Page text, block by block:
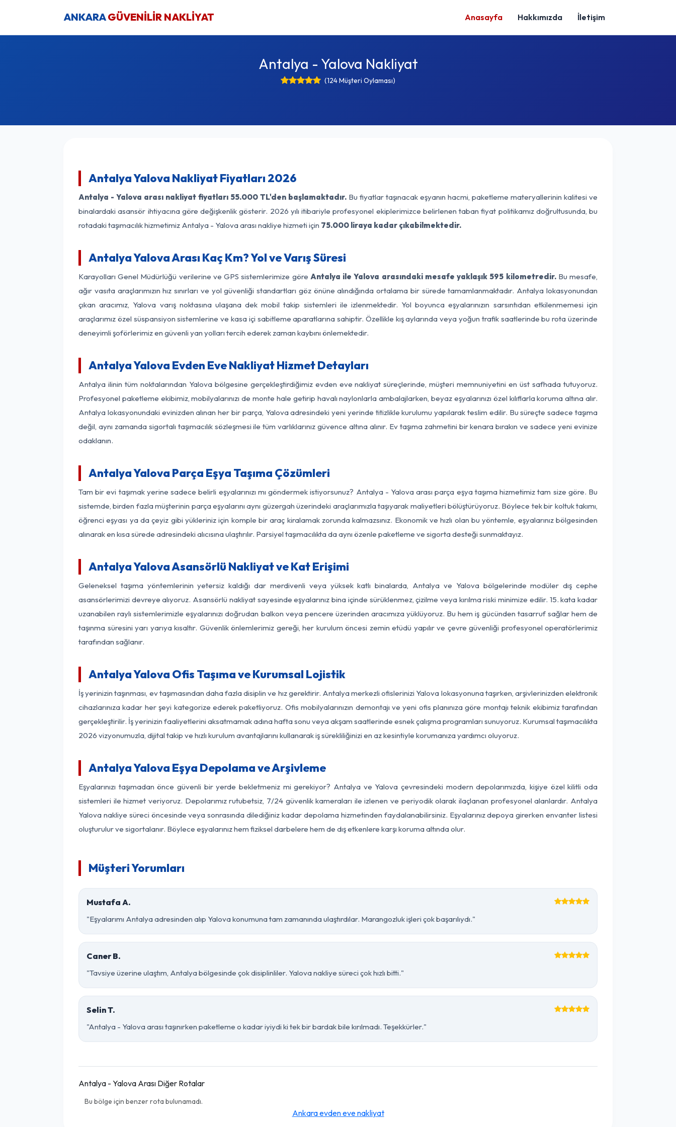
ANKARAGÜVENİLİR NAKLİYAT Anasayfa Hakkımızda İletişim
Antalya - Yalova Nakliyat
(124 Müşteri Oylaması)
Antalya Yalova Nakliyat Fiyatları 2026
Antalya - Yalova arası nakliyat fiyatları 55.000 TL'den başlamaktadır. Bu fiyatlar taşınacak eşyanın hacmi, paketleme materyallerinin kalitesi ve
binalardaki asansör ihtiyacına göre değişkenlik gösterir. 2026 yılı itibariyle profesyonel ekiplerimizce belirlenen taban fiyat politikamız doğrultusunda, bu
rotadaki taşımacılık hizmetimiz Antalya - Yalova arası nakliye hizmeti için 75.000 liraya kadar çıkabilmektedir.
Antalya Yalova Arası Kaç Km? Yol ve Varış Süresi
Karayolları Genel Müdürlüğü verilerine ve GPS sistemlerimize göre Antalya ile Yalova arasındaki mesafe yaklaşık 595 kilometredir.Bu mesafe,
ağır vasıta araçlarımızın hız sınırları ve yol güvenliği standartları göz önüne alındığında ortalama bir sürede tamamlanmaktadır. Antalya lokasyonundan
çıkan aracımız, Yalova varış noktasına ulaşana dek mobil takip sistemleri ile izlenmektedir. Yol boyunca eşyalarınızın sarsıntıdan etkilenmemesi için
araçlarımız özel süspansiyon sistemlerine ve kasa içi sabitleme aparatlarına sahiptir. Özellikle kış aylarında veya yoğun trafik saatlerinde bu rota üzerinde
deneyimli şoförlerimiz en güvenli yan yolları tercih ederek zaman kaybını önlemektedir.
Antalya Yalova Evden Eve Nakliyat Hizmet Detayları
Antalya ilinin tüm noktalarından Yalova bölgesine gerçekleştirdiğimiz evden eve nakliyat süreçlerinde, müşteri memnuniyetini en üst safhada tutuyoruz.
Profesyonel paketleme ekibimiz, mobilyalarınızı de monte hale getirip havalı naylonlarla ambalajlarken, beyaz eşyalarınızı özel kılıflarla koruma altına alır.
Antalya lokasyonundaki evinizden alınan her bir parça, Yalova adresindeki yeni yerinde titizlikle kurulumu yapılarak teslim edilir. Bu süreçte sadece taşıma
değil, aynı zamanda sigortalı taşımacılık sözleşmesi ile tüm varlıklarınız güvence altına alınır. Ev taşıma zahmetini bir kenara bırakın ve sadece yeni evinize
odaklanın.
Antalya Yalova Parça Eşya Taşıma Çözümleri
Tam bir evi taşımak yerine sadece belirli eşyalarınızı mı göndermek istiyorsunuz? Antalya - Yalova arası parça eşya taşıma hizmetimiz tam size göre. Bu
sistemde, birden fazla müşterinin parça eşyalarını aynı güzergah üzerindeki araçlarımızla taşıyarak maliyetleri bölüştürüyoruz. Böylece tek bir koltuk takımı,
öğrenci eşyası ya da çeyiz gibi yükleriniz için komple bir araç kiralamak zorunda kalmazsınız. Ekonomik ve hızlı olan bu yöntemle, eşyalarınız bölgesinden
alınarak en kısa sürede adresindeki alıcısına ulaştırılır. Parsiyel taşımacılıkta da aynı özenle paketleme ve sigorta desteği sunmaktayız.
Antalya Yalova Asansörlü Nakliyat ve Kat Erişimi
Geleneksel taşıma yöntemlerinin yetersiz kaldığı dar merdivenli veya yüksek katlı binalarda, Antalya ve Yalova bölgelerinde modüler dış cephe
asansörlerimizi devreye alıyoruz. Asansörlü nakliyat sayesinde eşyalarınız bina içinde sürüklenmez, çizilme veya kırılma riski minimize edilir. 15. kata kadar
uzanabilen raylı sistemlerimizle eşyalarınızı doğrudan balkon veya pencere üzerinden aracımıza yüklüyoruz. Bu hem iş gücünden tasarruf sağlar hem de
taşınma süresini yarı yarıya kısaltır. Güvenlik önlemlerimiz gereği, her kurulum öncesi zemin etüdü yapılır ve çevre güvenliği profesyonel operatörlerimiz
tarafından sağlanır.
Antalya Yalova Ofis Taşıma ve Kurumsal Lojistik
İş yerinizin taşınması, ev taşımasından daha fazla disiplin ve hız gerektirir. Antalya merkezli ofislerinizi Yalova lokasyonuna taşırken, arşivlerinizden elektronik
cihazlarınıza kadar her şeyi kategorize ederek paketliyoruz. Ofis mobilyalarınızın demontajı ve yeni ofis planınıza göre montajı teknik ekibimiz tarafından
gerçekleştirilir. İş yerinizin faaliyetlerini aksatmamak adına hafta sonu veya akşam saatlerinde esnek çalışma programları sunuyoruz. Kurumsal taşımacılıkta
2026 vizyonumuzla, dijital takip ve hızlı kurulum avantajlarını kullanarak iş sürekliliğinizi en az kesintiyle korumanıza yardımcı oluyoruz.
Antalya Yalova Eşya Depolama ve Arşivleme
Eşyalarınızı taşımadan önce güvenli bir yerde bekletmeniz mi gerekiyor? Antalya ve Yalova çevresindeki modern depolarımızda, kişiye özel kilitli oda
sistemleri ile hizmet veriyoruz. Depolarımız rutubetsiz, 7/24 güvenlik kameraları ile izlenen ve periyodik olarak ilaçlanan profesyonel alanlardır. Antalya
Yalova nakliye süreci öncesinde veya sonrasında dilediğiniz kadar depolama hizmetinden faydalanabilirsiniz. Eşyalarınız depoya girerken envanter listesi
oluşturulur ve sigortalanır. Böylece eşyalarınız hem fiziksel darbelere hem de dış etkenlere karşı koruma altında olur.
Müşteri Yorumları
Mustafa A.
"Eşyalarımı Antalya adresinden alıp Yalova konumuna tam zamanında ulaştırdılar. Marangozluk işleri çok başarılıydı."
Caner B.
"Tavsiye üzerine ulaştım, Antalya bölgesinde çok disiplinliler. Yalova nakliye süreci çok hızlı bitti."
Selin T.
"Antalya - Yalova arası taşınırken paketleme o kadar iyiydi ki tek bir bardak bile kırılmadı. Teşekkürler."
Antalya - Yalova Arası Diğer Rotalar
Bu bölge için benzer rota bulunamadı.
Ankara evden eve nakliyat